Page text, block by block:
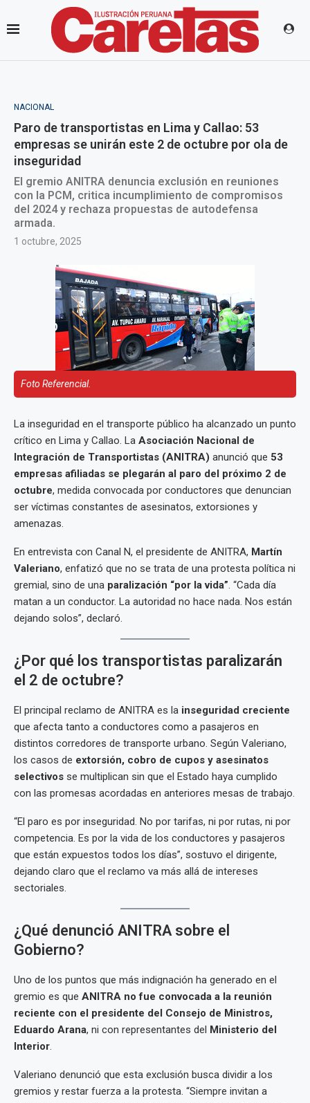
NACIONAL
Paro de transportistas en Lima y Callao: 53
empresas se unirán este 2 de octubre por ola de
inseguridad
El gremio ANITRA denuncia exclusión en reuniones
con la PCM, critica incumplimiento de compromisos
del 2024 y rechaza propuestas de autodefensa
armada.
1 octubre, 2025
Foto Referencial.
La inseguridad en el transporte público ha alcanzado un punto
crítico en Lima y Callao. La Asociación Nacional de
Integración de Transportistas (ANITRA) anunció que 53
empresas afiliadas se plegarán al paro del próximo 2 de
octubre, medida convocada por conductores que denuncian
ser víctimas constantes de asesinatos, extorsiones y
amenazas.
En entrevista con Canal N, el presidente de ANITRA, Martín
Valeriano, enfatizó que no se trata de una protesta política ni
gremial, sino de una paralización “por la vida”. “Cada día
matan a un conductor. La autoridad no hace nada. Nos están
dejando solos”, declaró.
¿Por qué los transportistas paralizarán
el 2 de octubre?
El principal reclamo de ANITRA es la inseguridad creciente
que afecta tanto a conductores como a pasajeros en
distintos corredores de transporte urbano. Según Valeriano,
los casos de extorsión, cobro de cupos y asesinatos
selectivos se multiplican sin que el Estado haya cumplido
con las promesas acordadas en anteriores mesas de trabajo.
“El paro es por inseguridad. No por tarifas, ni por rutas, ni por
competencia. Es por la vida de los conductores y pasajeros
que están expuestos todos los días”, sostuvo el dirigente,
dejando claro que el reclamo va más allá de intereses
sectoriales.
¿Qué denunció ANITRA sobre el
Gobierno?
Uno de los puntos que más indignación ha generado en el
gremio es que ANITRA no fue convocada a la reunión
reciente con el presidente del Consejo de Ministros,
Eduardo Arana, ni con representantes del Ministerio del
Interior.
Valeriano denunció que esta exclusión busca dividir a los
gremios y restar fuerza a la protesta. “Siempre invitan a